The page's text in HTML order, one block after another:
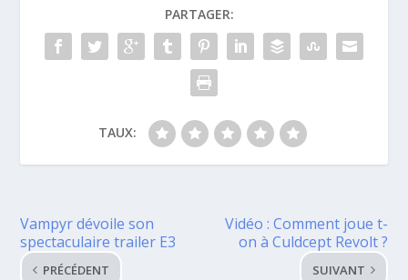
PARTAGER:
TAUX:
Vampyr dévoile son
spectaculaire trailer E3
PRÉCÉDENT
Vidéo : Comment joue t-
on à Culdcept Revolt ?
SUIVANT